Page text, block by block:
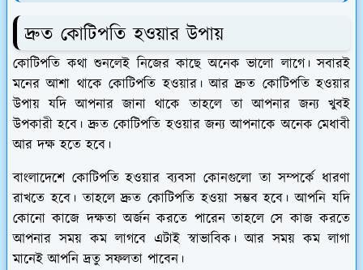
দ্রুত কোটিপতি হওয়ার উপায়
কোটিপতি কথা শুনলেই নিজের কাছে অনেক ভালো লাগে। সবারই
মনের আশা থাকে কোটিপতি হওয়ার। আর দ্রুত কোটিপতি হওয়ার
উপায় যদি আপনার জানা থাকে তাহলে তা আপনার জন্য খুবই
উপকারী হবে। দ্রুত কোটিপতি হওয়ার জন্য আপনাকে অনেক মেধাবী
আর দক্ষ হতে হবে।
বাংলাদেশে কোটিপতি হওয়ার ব্যবসা কোনগুলো তা সম্পর্কে ধারণা
রাখতে হবে। তাহলে দ্রুত কোটিপতি হওয়া সম্ভব হবে। আপনি যদি
কোনো কাজে দক্ষতা অর্জন করতে পারেন তাহলে সে কাজ করতে
আপনার সময় কম লাগবে এটাই স্বাভাবিক। আর সময় কম লাগা
মানেই আপনি দ্রতু সফলতা পাবেন।